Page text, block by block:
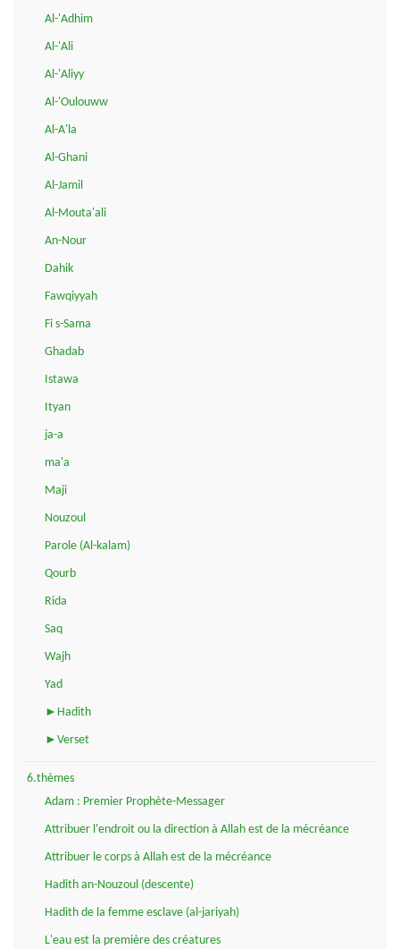
Al-'Adhim
Al-'Ali
Al-'Aliyy
Al-'Oulouww
Al-A'la
Al-Ghani
Al-Jamil
Al-Mouta'ali
An-Nour
Dahik
Fawqiyyah
Fi s-Sama
Ghadab
Istawa
Ityan
ja-a
ma'a
Maji
Nouzoul
Parole (Al-kalam)
Qourb
Rida
Saq
Wajh
Yad
►Hadith
►Verset
6.thèmes
Adam : Premier Prophète-Messager
Attribuer l'endroit ou la direction à Allah est de la mécréance
Attribuer le corps à Allah est de la mécréance
Hadith an-Nouzoul (descente)
Hadith de la femme esclave (al-jariyah)
L'eau est la première des créatures